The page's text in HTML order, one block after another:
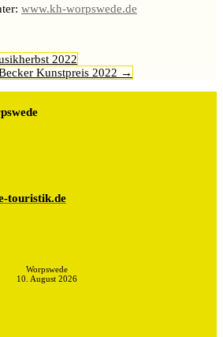
www.kh-worpswede.de
2022
Kunstpreis 2022 →
touristik.de
Worpswede
10. August 2026